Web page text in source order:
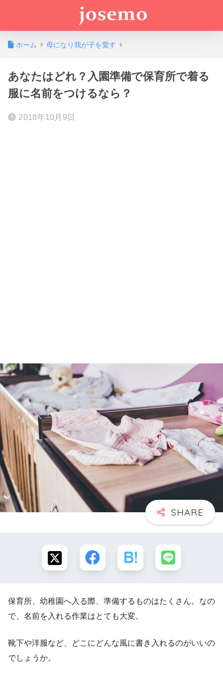
ホーム 母になり我が子を愛す
あなたはどれ？入園準備で保育所で着る
服に名前をつけるなら？
2018年10月9日
保育所、幼稚園へ入る際、準備するものはたくさん。なの
で、名前を入れる作業はとても大変。
靴下や洋服など、どこにどんな風に書き入れるのがいいの
でしょうか。